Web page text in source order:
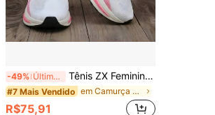
-49% Últimos 2 dias Tênis ZX Feminino Para Corridas e Treinos Com Conforto Duradouro e Alta Performance
#7 Mais Vendido em Camurça Calçado Desportivo Feminino
R$75,91